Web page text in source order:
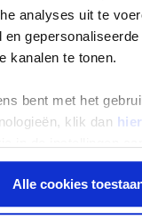
analyses uit te
en
kanalen te tonen.
bent met het
klik dan hier
op elk gewenst
Alle cookies
je in
nieuwsbrief
Inschrijven